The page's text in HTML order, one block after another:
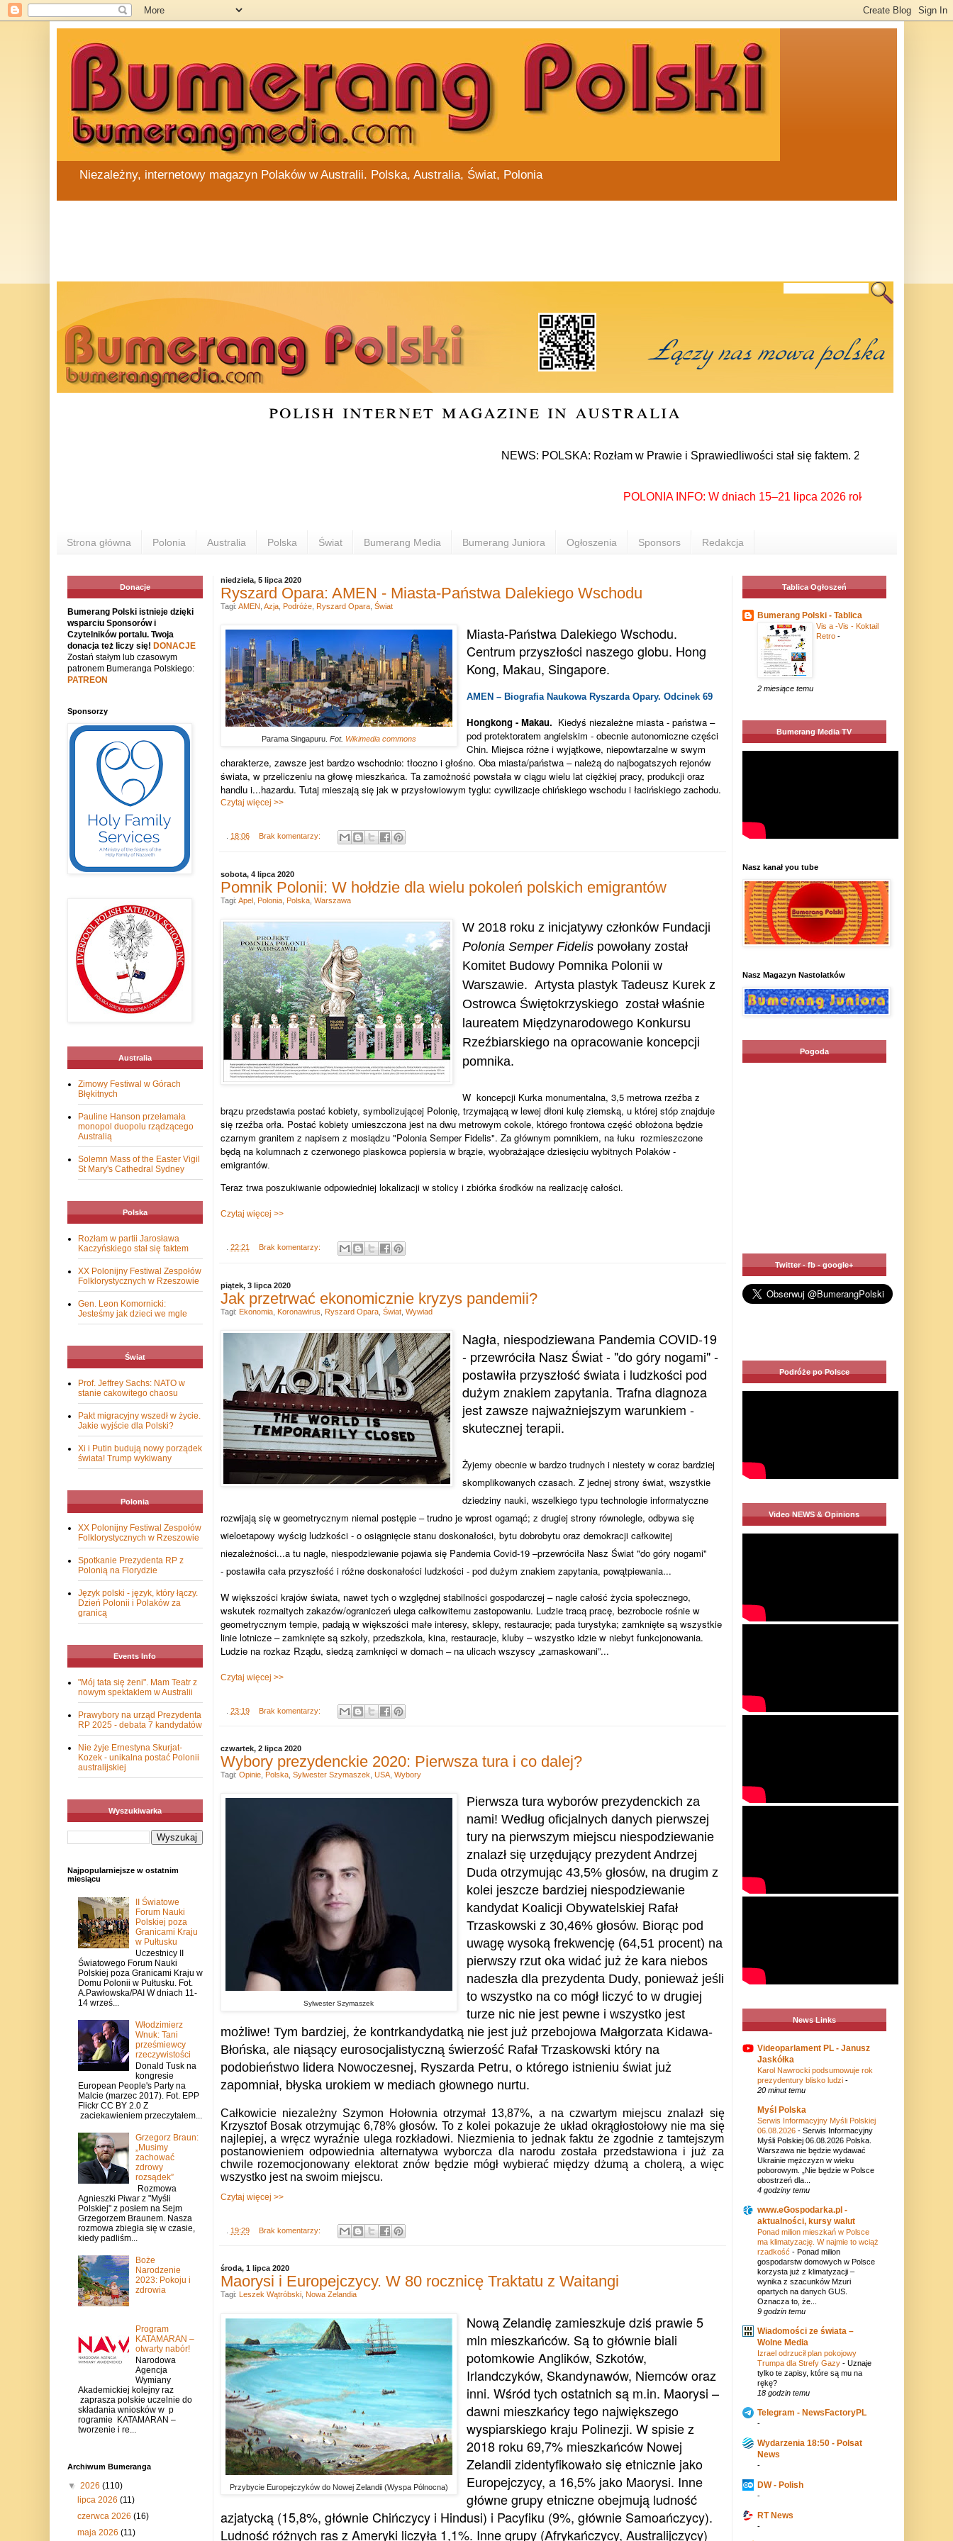
Niezależny, internetowy magazyn Polaków w Australii. Polska, Australia, Świat, Polonia
polish internet magazine in australia
NEWS: POLSKA: Rozłam w Prawie i Sprawiedliwości stał się faktem. 24 lipca prezes partii
POLONIA INFO: W dniach 15–21 lipca 2026 roku Rzeszów
Strona główna Polonia Australia Polska Świat Bumerang Media Bumerang Juniora Ogłoszenia Sponsors Redakcja
niedziela, 5 lipca 2020
Ryszard Opara: AMEN - Miasta-Państwa Dalekiego Wschodu
Parama Singapuru. Fot. Wikimedia commons
Miasta-Państwa Dalekiego Wschodu.
Centrum przyszłości naszego globu. Hong
Kong, Makau, Singapore.
AMEN – Biografia Naukowa Ryszarda Opary. Odcinek 69
Hongkong - Makau. Kiedyś niezależne miasta - państwa –
pod protektoratem angielskim - obecnie autonomiczne części
Chin. Miejsca różne i wyjątkowe, niepowtarzalne w swym
charakterze, zawsze jest bardzo wschodnio: tłoczno i głośno. Oba miasta/państwa – należą do najbogatszych rejonów
świata, w przeliczeniu na głowę mieszkańca. Ta zamożność powstała w ciągu wielu lat ciężkiej pracy, produkcji oraz
handlu i...hazardu. Tutaj mieszają się jak w przysłowiowym tyglu: cywilizacje chińskiego wschodu i łacińskiego zachodu.
Czytaj więcej >>
. 18:06 Brak komentarzy:
Tagi: AMEN Azja, Podróże, Ryszard Opara, Świat
sobota, 4 lipca 2020
Pomnik Polonii: W hołdzie dla wielu pokoleń polskich emigrantów
W 2018 roku z inicjatywy członków Fundacji
Polonia Semper Fidelis powołany został
Komitet Budowy Pomnika Polonii w
Warszawie. Artysta plastyk Tadeusz Kurek z
Ostrowca Świętokrzyskiego został właśnie
laureatem Międzynarodowego Konkursu
Rzeźbiarskiego na opracowanie koncepcji
pomnika.
W koncepcji Kurka monumentalna, 3,5 metrowa rzeźba z
brązu przedstawia postać kobiety, symbolizującej Polonię, trzymającą w lewej dłoni kulę ziemską, u której stóp znajduje
się rzeźba orła. Postać kobiety umieszczona jest na dwu metrowym cokole, którego frontowa część obłożona będzie
czarnym granitem z napisem z mosiądzu "Polonia Semper Fidelis". Za głównym pomnikiem, na łuku rozmieszczone
będą na kolumnach z czerwonego piaskowca popiersia w brązie, wyobrażające dziesięciu wybitnych Polaków -
emigrantów.
Teraz trwa poszukiwanie odpowiedniej lokalizacji w stolicy i zbiórka środków na realizację całości.
Czytaj więcej >>
22:21 Brak komentarzy:
Tagi: Apel, Polonia, Polska, Warszawa
piątek, 3 lipca 2020
Jak przetrwać ekonomicznie kryzys pandemii?
Nagła, niespodziewana Pandemia COVID-19
- przewróciła Nasz Świat - "do góry nogami" -
postawiła przyszłość świata i ludzkości pod
dużym znakiem zapytania. Trafna diagnoza
jest zawsze najważniejszym warunkiem -
skutecznej terapii.
Żyjemy obecnie w bardzo trudnych i niestety w coraz bardziej
skomplikowanych czasach. Z jednej strony świat, wszystkie
dziedziny nauki, wszelkiego typu technologie informatyczne
rozwijają się w geometrycznym niemal postępie – trudno je wprost ogarnąć; z drugiej strony równolegle, odbywa się
wieloetapowy wyścig ludzkości - o osiągnięcie stanu doskonałości, bytu dobrobytu oraz demokracji całkowitej
niezależności...a tu nagle, niespodziewanie pojawia się Pandemia Covid-19 –przewróciła Nasz Świat "do góry nogami"
- postawiła cała przyszłość i różne doskonałości ludzkości - pod dużym znakiem zapytania, powątpiewania...
W większości krajów świata, nawet tych o względnej stabilności gospodarczej – nagle całość życia społecznego,
wskutek rozmaitych zakazów/ograniczeń ulega całkowitemu zastopowaniu. Ludzie tracą pracę, bezrobocie rośnie w
geometrycznym tempie, padają w większości małe interesy, sklepy, restauracje; pada turystyka; zamknięte są wszystkie
linie lotnicze – zamknięte są szkoły, przedszkola, kina, restauracje, kluby – wszystko idzie w niebyt funkcjonowania.
Ludzie na rozkaz Rządu, siedzą zamknięci w domach – na ulicach wszyscy „zamaskowani”...
Czytaj więcej >>
23:19 Brak komentarzy:
Tagi: Ekonomia, Koronawirus Ryszard Opara, Świat, Wywiad
czwartek, 2 lipca 2020
Wybory prezydenckie 2020: Pierwsza tura i co dalej?
Sylwester Szymaszek
Pierwsza tura wyborów prezydenckich za
nami! Według oficjalnych danych pierwszej
tury na pierwszym miejscu niespodziewanie
znalazł się urzędujący prezydent Andrzej
Duda otrzymując 43,5% głosów, na drugim z
kolei jeszcze bardziej niespodziewanie
kandydat Koalicji Obywatelskiej Rafał
Trzaskowski z 30,46% głosów. Biorąc pod
uwagę wysoką frekwencję (64,51 procent) na
pierwszy rzut oka widać już że kara niebos
nadeszła dla prezydenta Dudy, ponieważ jeśli
to wszystko na co mógł liczyć to w drugiej
turze nic nie jest pewne i wszystko jest
możliwe! Tym bardziej, że kontrkandydatką nie jest już przebojowa Małgorzata Kidawa-
Błońska, ale niąsący eurosocjalistyczną świerzość Rafał Trzaskowski który na
podobieństwo lidera Nowoczesnej, Ryszarda Petru, o którego istnieniu świat już
zapomniał, błyska urokiem w mediach głownego nurtu.
Całkowicie niezależny Szymon Hołownia otrzymał 13,87%, a na czwartym miejscu znalazł się
Krzysztof Bosak otrzymując 6,78% głosów. To z kolei pokazuje że układ okrągłostołowy nie ma się
najlepiej, a wręcz wyraźnie ulega rozkładowi. Niezmienia to jednak faktu że zgodnie z tamtejszym
postanowieniem odpowiednia alternatywa wyborcza dla narodu została przedstawiona i już za
chwile rozemocjonowany elektorat znów będzie mógł wybierać między dżumą a cholerą, a więc
wszystko jest na swoim miejscu.
Czytaj więcej >>
19:29 Brak komentarzy:
Tagi: Opinie, Polska, Sylwester Szymaszek USA, Wybory
środa, 1 lipca 2020
Maorysi i Europejczycy. W 80 rocznicę Traktatu z Waitangi
Przybycie Europejczyków do Nowej Zelandii (Wyspa Pólnocna)
Nową Zelandię zamieszkuje dziś prawie 5
mln mieszkańców. Są to głównie biali
potomkowie Anglików, Szkotów,
Irlandczyków, Skandynawów, Niemców oraz
inni. Wśród tych ostatnich są m.in. Maorysi –
dawni mieszkańcy tego największego
wyspiarskiego kraju Polinezji. W spisie z
2018 roku 69,7% mieszkańców Nowej
Zelandii zidentyfikowało się etnicznie jako
Europejczycy, a 16,5% jako Maorysi. Inne
główne grupy etniczne obejmują ludność
azjatycką (15,8%, głównie Chińczycy i Hindusi) i Pacyfiku (9%, głównie Samoańczycy).
Ludność różnych ras z Ameryki liczyła 1,1%. Inne grupy (Afrykańczycy, Australijczycy)
Tagi: Leszek Wątróbski, Nowa Zelandia
Donacje
Bumerang Polski istnieje dzięki
wsparciu Sponsorów i
Czytelników portalu. Twoja
donacja też liczy się! DONACJE
Zostań stałym lub czasowym
patronem Bumeranga Polskiego:
PATREON
Sponsorzy
Australia
Zimowy Festiwal w Górach
Błękitnych
Pauline Hanson przełamała
monopol duopolu rządzącego
Australią
Solemn Mass of the Easter Vigil
St Mary's Cathedral Sydney
Polska
Rozłam w partii Jarosława
Kaczyńskiego stał się faktem
XX Polonijny Festiwal Zespołów
Folklorystycznych w Rzeszowie
Gen. Leon Komornicki:
Jesteśmy jak dzieci we mgle
Świat
Prof. Jeffrey Sachs: NATO w
stanie cakowitego chaosu
Pakt migracyjny wszedł w życie.
Jakie wyjście dla Polski?
Xi i Putin budują nowy porządek
świata! Trump wykiwany
Polonia
XX Polonijny Festiwal Zespołów
Folklorystycznych w Rzeszowie
Spotkanie Prezydenta RP z
Polonią na Florydzie
Język polski - język, który łączy.
Dzień Polonii i Polaków za
granicą
Events Info
"Mój tata się żeni". Mam Teatr z
nowym spektaklem w Australii
Prawybory na urząd Prezydenta
RP 2025 - debata 7 kandydatów
Nie żyje Ernestyna Skurjat-
Kozek - unikalna postać Polonii
australijskiej
Wyszukiwarka
Najpopularniejsze w ostatnim
miesiącu
II Światowe
Forum Nauki
Polskiej poza
Granicami Kraju
w Pułtusku
Uczestnicy II
Światowego Forum Nauki
Polskiej poza Granicami Kraju w
Domu Polonii w Pułtusku. Fot.
A.Pawłowska/PAI W dniach 11-
14 wrześ...
Włodzimierz
Wnuk: Tani
prześmiewcy
rzeczywistości
Donald Tusk na
kongresie
European People's Party na
Malcie (marzec 2017). Fot. EPP
Flickr CC BY 2.0 Z
zaciekawieniem przeczytałem...
Grzegorz Braun:
„Musimy
zachować
zdrowy
rozsądek”
Rozmowa
Agnieszki Piwar z "Myśli
Polskiej" z posłem na Sejm
Grzegorzem Braunem. Nasza
rozmowa zbiegła się w czasie,
kiedy padliśm...
Boże
Narodzenie
2023: Pokoju i
zdrowia
Program
KATAMARAN –
otwarty nabór!
Narodowa
Agencja
Wymiany
Akademickiej kolejny raz
zaprasza polskie uczelnie do
składania wniosków w p
rogramie KATAMARAN –
tworzenie i re...
Archiwum Bumeranga
▼ 2026 (110)
lipca 2026 (11)
czerwca 2026 (16)
maja 2026 (11)
Tablica Ogłoszeń
Bumerang Polski - Tablica
Vis a -Vis - Koktail
Retro -
2 miesiące temu
Bumerang Media TV
Nasz kanał you tube
Nasz Magazyn Nastolatków
Pogoda
Twitter - fb - google+
Podróże po Polsce
Video NEWS & Opinions
News Links
Videoparlament PL - Janusz
Jaskółka
Karol Nawrocki podsumowuje rok
prezydentury blisko ludzi -
20 minut temu
Myśl Polska
Serwis Informacyjny Myśli Polskiej
06.08.2026 - Serwis Informacyjny
Myśli Polskiej 06.08.2026 Polska.
Warszawa nie będzie wydawać
Ukrainie mężczyzn w wieku
poborowym. „Nie będzie w Polsce
obostrzeń dla...
4 godziny temu
www.eGospodarka.pl -
aktualności, kursy walut
Ponad milion mieszkań w Polsce
ma klimatyzację. W najmie to wciąż
rzadkość - Ponad milion
gospodarstw domowych w Polsce
korzysta już z klimatyzacji –
wynika z szacunków Mzuri
opartych na danych GUS.
Oznacza to, że...
9 godzin temu
Wiadomości ze świata –
Wolne Media
Izrael odrzucił plan pokojowy
Trumpa dla Strefy Gazy - Uznaje
tylko te zapisy, które są mu na
rękę?
18 godzin temu
Telegram - NewsFactoryPL
-
Wydarzenia 18:50 - Polsat
News
-
DW - Polish
-
RT News
-